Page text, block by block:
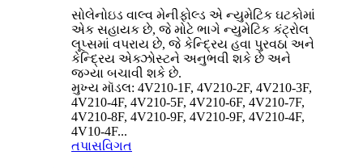
સોલેનોઇડ વાલ્વ મેનીફોલ્ડ એ ન્યુમેટિક ઘટકોમાં
એક સહાયક છે, જે મોટે ભાગે ન્યુમેટિક કંટ્રોલ
લૂપ્સમાં વપરાય છે, જે કેન્દ્રિય હવા પુરવઠા અને
કેન્દ્રિય એક્ઝોસ્ટને અનુભવી શકે છે અને
જગ્યા બચાવી શકે છે.
મુખ્ય મૉડલ: 4V210-1F, 4V210-2F, 4V210-3F,
4V210-4F, 4V210-5F, 4V210-6F, 4V210-7F,
4V210-8F, 4V210-9F, 4V210-9F, 4V210-4F,
4V10-4F...
તપાસવિગત